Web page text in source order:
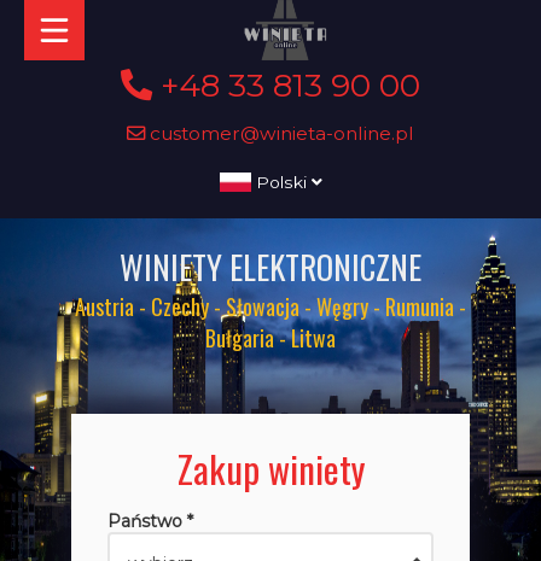
+48 33 813 90 00
customer@winieta-online.pl
Polski
WINIETY ELEKTRONICZNE
Austria - Czechy - Słowacja - Węgry - Rumunia -
Bułgaria - Litwa
Zakup winiety
Państwo *